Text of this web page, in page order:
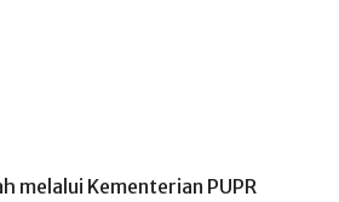
melalui Kementerian PUPR